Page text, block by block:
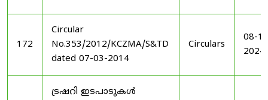
172
Circular
No.353/2012/KCZMA/S&TD
dated 07-03-2014
Circulars
08-
2024
ട്രഷറി ഇടപാടുകൾ